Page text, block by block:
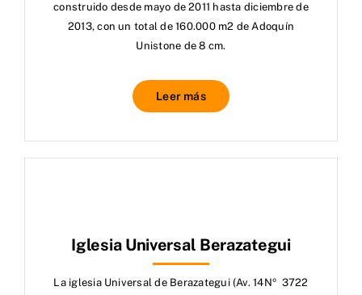
construido desde mayo de 2011 hasta diciembre de
2013, con un total de 160.000 m2 de Adoquín
Unistone de 8 cm.
Leer más
Iglesia Universal Berazategui
La iglesia Universal de Berazategui (Av. 14Nº 3722